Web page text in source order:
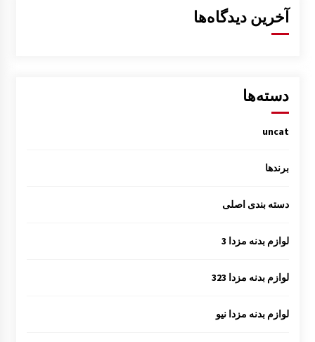
آخرین دیدگاه‌ها
دسته‌ها
uncat
برندها
دسته بندی اصلی
لوازم بدنه مزدا 3
لوازم بدنه مزدا 323
لوازم بدنه مزدا نیو